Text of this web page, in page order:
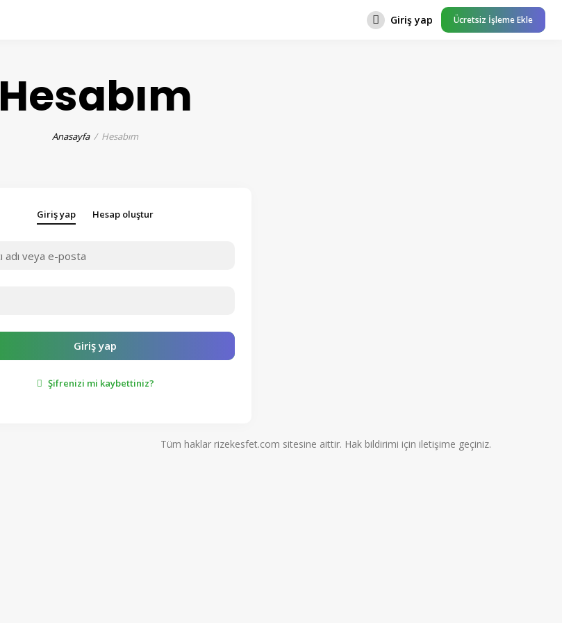
Giriş yap Ücretsiz İşleme Ekle
Hesabım
Anasayfa Hesabım
Giriş yap Hesap oluştur
Giriş yap
Şifrenizi mi kaybettiniz?
Tüm haklar rizekesfet.com sitesine aittir. Hak bildirimi için iletişime geçiniz.